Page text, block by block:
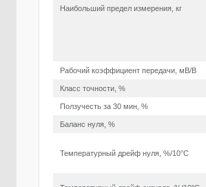
Наибольший предел измерения, кг
Рабочий коэффициент передачи, мВ/В
Класс точности, %
Ползучесть за 30 мин, %
Баланс нуля, %
Температурный дрейф нуля, %/10°С